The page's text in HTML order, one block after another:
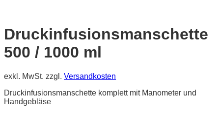
Druckinfusionsmanschette
500 / 1000 ml
exkl. MwSt. zzgl. Versandkosten
Druckinfusionsmanschette komplett mit Manometer und
Handgebläse